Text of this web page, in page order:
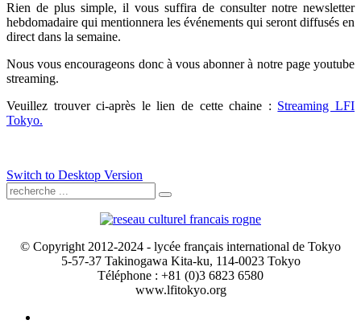
Rien de plus simple, il vous suffira de consulter notre newsletter
hebdomadaire qui mentionnera les événements qui seront diffusés en
direct dans la semaine.
Nous vous encourageons donc à vous abonner à notre page youtube
streaming.
Veuillez trouver ci-après le lien de cette chaine : Streaming LFI
Tokyo.
Switch to Desktop Version
© Copyright 2012-2024 - lycée français international de Tokyo
5-57-37 Takinogawa Kita-ku, 114-0023 Tokyo
Téléphone : +81 (0)3 6823 6580
www.lfitokyo.org